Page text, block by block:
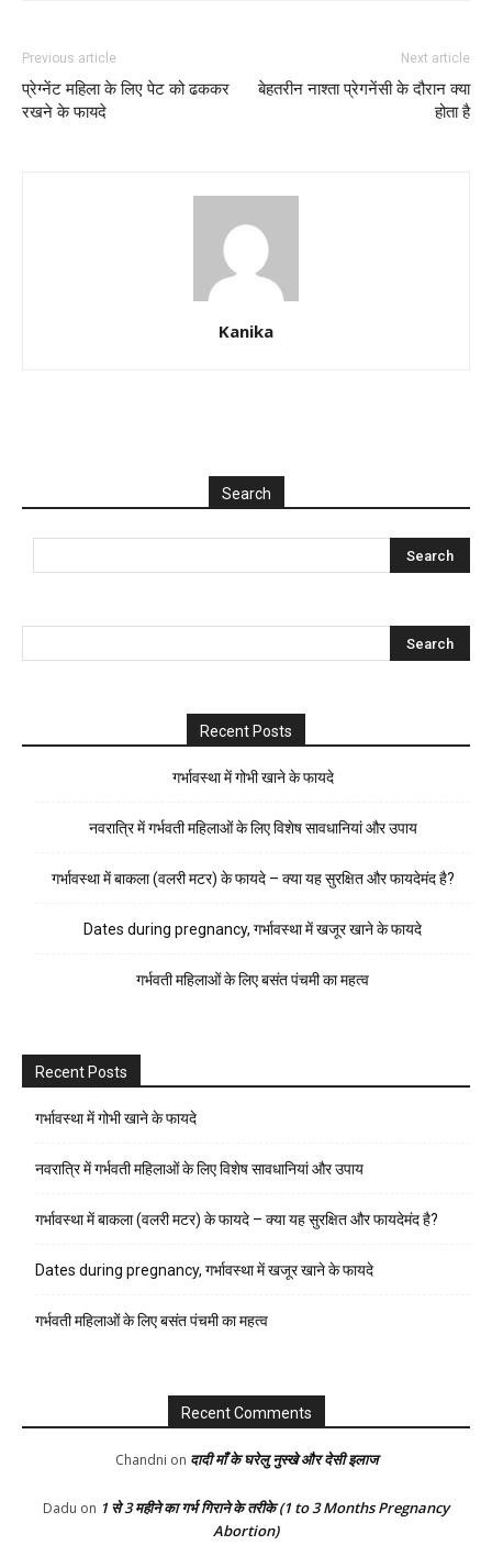
Previous article
प्रेग्नेंट महिला के लिए पेट को ढककर
रखने के फायदे
Next article
बेहतरीन नाश्ता प्रेगनेंसी के दौरान क्या
होता है
Kanika
Search
Recent Posts
गर्भावस्था में गोभी खाने के फायदे
नवरात्रि में गर्भवती महिलाओं के लिए विशेष सावधानियां और उपाय
गर्भावस्था में बाकला (वलरी मटर) के फायदे – क्या यह सुरक्षित और फायदेमंद है?
Dates during pregnancy, गर्भावस्था में खजूर खाने के फायदे
गर्भवती महिलाओं के लिए बसंत पंचमी का महत्व
Recent Posts
गर्भावस्था में गोभी खाने के फायदे
नवरात्रि में गर्भवती महिलाओं के लिए विशेष सावधानियां और उपाय
गर्भावस्था में बाकला (वलरी मटर) के फायदे – क्या यह सुरक्षित और फायदेमंद है?
Dates during pregnancy, गर्भावस्था में खजूर खाने के फायदे
गर्भवती महिलाओं के लिए बसंत पंचमी का महत्व
Recent Comments
Chandni on दादी माँ के घरेलु नुस्खे और देसी इलाज
Dadu on 1 से 3 महीने का गर्भ गिराने के तरीके (1 to 3 Months Pregnancy
Abortion)